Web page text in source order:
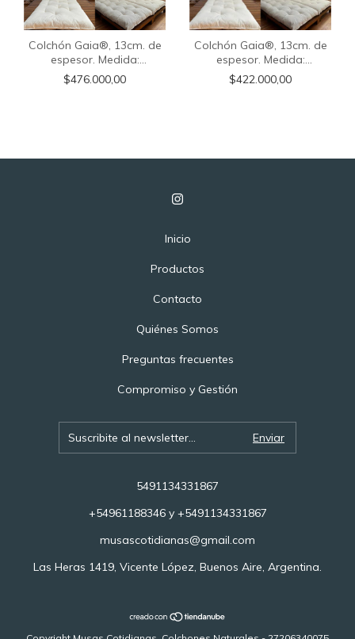
Colchón Gaia®, 13cm. de
espesor. Medida:
0.70x2.00m. Con funda
externa.
$476.000,00
Colchón Gaia®, 13cm. de
espesor. Medida:
0.70x2.00m. Sin funda
externa.
$422.000,00
Inicio
Productos
Contacto
Quiénes Somos
Preguntas frecuentes
Compromiso y Gestión
5491134331867
+54961188346 y +5491134331867
musascotidianas@gmail.com
Las Heras 1419, Vicente López, Buenos Aire, Argentina.